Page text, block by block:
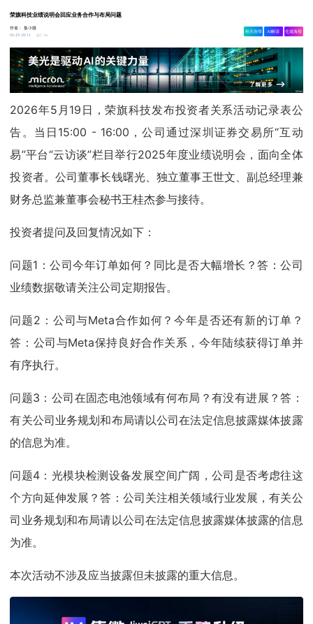
荣旗科技业绩说明会回应业务合作与布局问题
作者：集小微
05-19 18:11
1.3w
相关舆情 AI解读 生成海报
2026年5月19日，荣旗科技发布投资者关系活动记录表公
告。当日15:00 - 16:00，公司通过深圳证券交易所“互动
易”平台“云访谈”栏目举行2025年度业绩说明会，面向全体
投资者。公司董事长钱曙光、独立董事王世文、副总经理兼
财务总监兼董事会秘书王桂杰参与接待。
投资者提问及回复情况如下：
问题1：公司今年订单如何？同比是否大幅增长？答：公司
业绩数据敬请关注公司定期报告。
问题2：公司与Meta合作如何？今年是否还有新的订单？
答：公司与Meta保持良好合作关系，今年陆续获得订单并
有序执行。
问题3：公司在固态电池领域有何布局？有没有进展？答：
有关公司业务规划和布局请以公司在法定信息披露媒体披露
的信息为准。
问题4：光模块检测设备发展空间广阔，公司是否考虑往这
个方向延伸发展？答：公司关注相关领域行业发展，有关公
司业务规划和布局请以公司在法定信息披露媒体披露的信息
为准。
本次活动不涉及应当披露但未披露的重大信息。